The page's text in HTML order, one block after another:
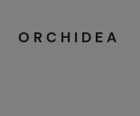
ORCHIDEA